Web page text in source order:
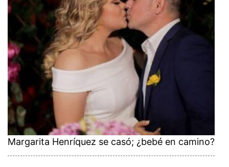
Margarita Henríquez se casó; ¿bebé en camino?